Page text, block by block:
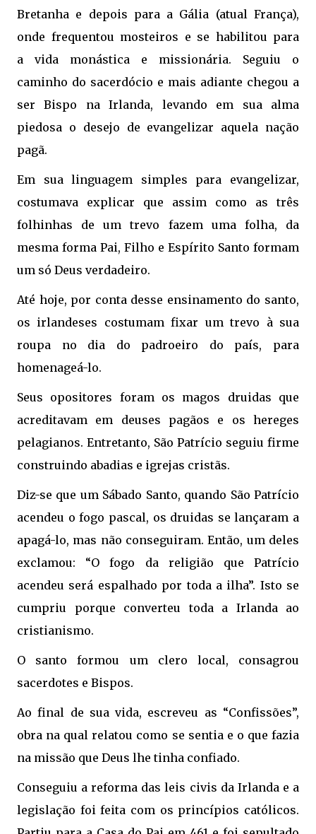
Bretanha e depois para a Gália (atual França),
onde frequentou mosteiros e se habilitou para
a vida monástica e missionária. Seguiu o
caminho do sacerdócio e mais adiante chegou a
ser Bispo na Irlanda, levando em sua alma
piedosa o desejo de evangelizar aquela nação
pagã.
Em sua linguagem simples para evangelizar,
costumava explicar que assim como as três
folhinhas de um trevo fazem uma folha, da
mesma forma Pai, Filho e Espírito Santo formam
um só Deus verdadeiro.
Até hoje, por conta desse ensinamento do santo,
os irlandeses costumam fixar um trevo à sua
roupa no dia do padroeiro do país, para
homenageá-lo.
Seus opositores foram os magos druidas que
acreditavam em deuses pagãos e os hereges
pelagianos. Entretanto, São Patrício seguiu firme
construindo abadias e igrejas cristãs.
Diz-se que um Sábado Santo, quando São Patrício
acendeu o fogo pascal, os druidas se lançaram a
apagá-lo, mas não conseguiram. Então, um deles
exclamou: “O fogo da religião que Patrício
acendeu será espalhado por toda a ilha”. Isto se
cumpriu porque converteu toda a Irlanda ao
cristianismo.
O santo formou um clero local, consagrou
sacerdotes e Bispos.
Ao final de sua vida, escreveu as “Confissões”,
obra na qual relatou como se sentia e o que fazia
na missão que Deus lhe tinha confiado.
Conseguiu a reforma das leis civis da Irlanda e a
legislação foi feita com os princípios católicos.